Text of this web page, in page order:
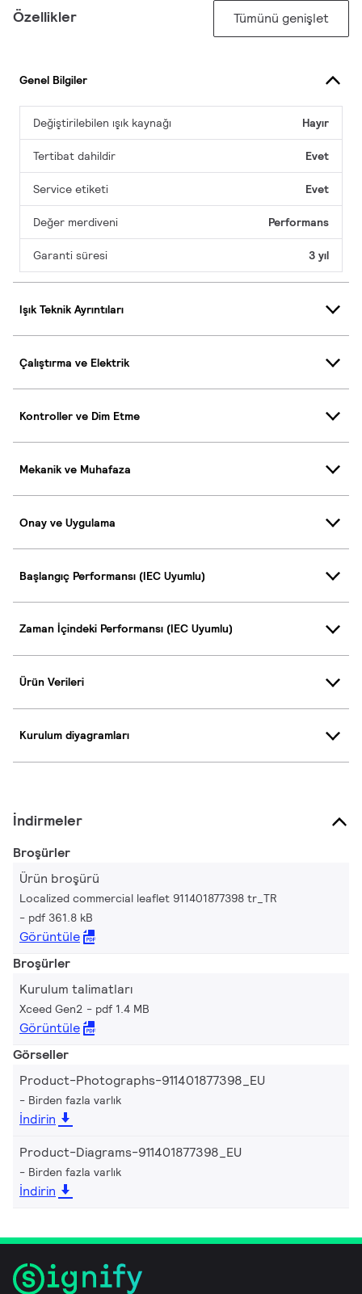
Özellikler Tümünü genişlet
Genel Bilgiler
Değiştirilebilen ışık kaynağı Hayır
Tertibat dahildir Evet
Service etiketi Evet
Değer merdiveni Performans
Garanti süresi 3 yıl
Işık Teknik Ayrıntıları
Çalıştırma ve Elektrik
Kontroller ve Dim Etme
Mekanik ve Muhafaza
Onay ve Uygulama
Başlangıç Performansı (IEC Uyumlu)
Zaman İçindeki Performansı (IEC Uyumlu)
Ürün Verileri
Kurulum diyagramları
İndirmeler
Broşürler
Ürün broşürü
Localized commercial leaflet 911401877398 tr_TR
pdf 361.8 kB
Görüntüle
Broşürler
Kurulum talimatları
Xceed Gen2 pdf 1.4 MB
Görüntüle
Görseller
Product-Photographs-911401877398_EU
Birden fazla varlık
İndirin
Product-Diagrams-911401877398_EU
Birden fazla varlık
İndirin